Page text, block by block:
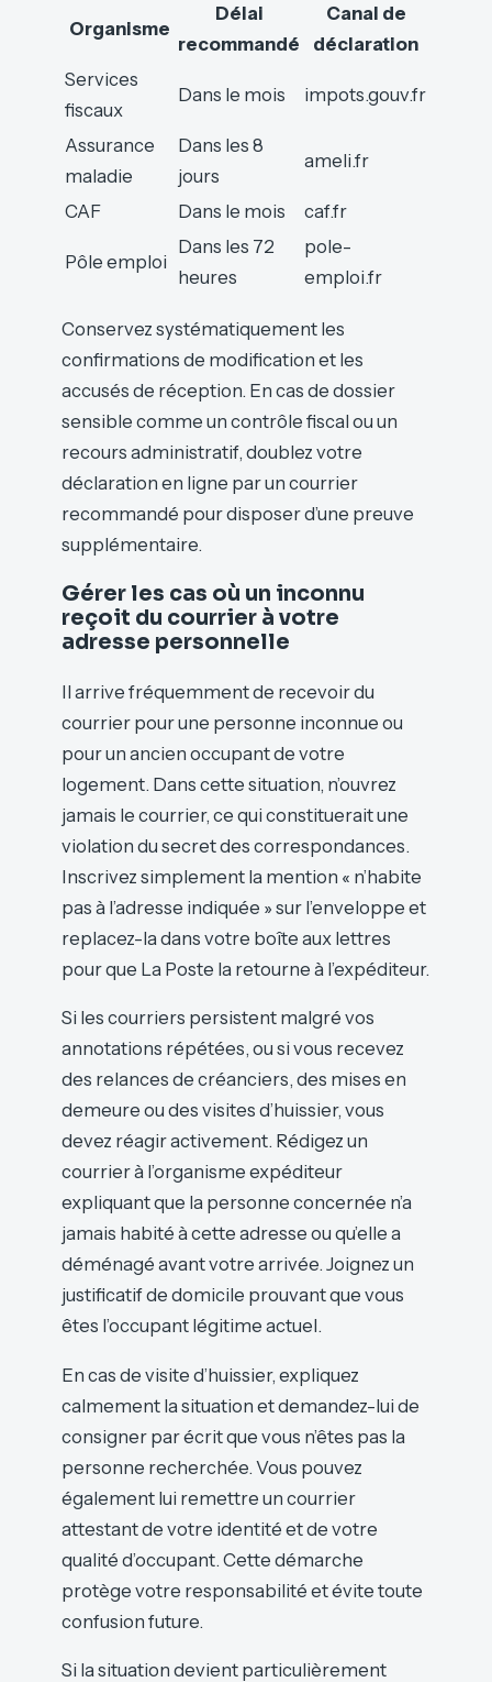
Organisme
Délai
recommandé
Canal de
déclaration
Services
fiscaux
Dans le mois impots.gouv.fr
Assurance
maladie
Dans les 8
jours
ameli.fr
CAF Dans le mois caf.fr
Pôle emploi
Dans les 72
heures
pole-
emploi.fr
Conservez systématiquement les
confirmations de modification et les
accusés de réception. En cas de dossier
sensible comme un contrôle fiscal ou un
recours administratif, doublez votre
déclaration en ligne par un courrier
recommandé pour disposer d’une preuve
supplémentaire.
Gérer les cas où un inconnu
reçoit du courrier à votre
adresse personnelle
Il arrive fréquemment de recevoir du
courrier pour une personne inconnue ou
pour un ancien occupant de votre
logement. Dans cette situation, n’ouvrez
jamais le courrier, ce qui constituerait une
violation du secret des correspondances.
Inscrivez simplement la mention « n’habite
pas à l’adresse indiquée » sur l’enveloppe et
replacez-la dans votre boîte aux lettres
pour que La Poste la retourne à l’expéditeur.
Si les courriers persistent malgré vos
annotations répétées, ou si vous recevez
des relances de créanciers, des mises en
demeure ou des visites d’huissier, vous
devez réagir activement. Rédigez un
courrier à l’organisme expéditeur
expliquant que la personne concernée n’a
jamais habité à cette adresse ou qu’elle a
déménagé avant votre arrivée. Joignez un
justificatif de domicile prouvant que vous
êtes l’occupant légitime actuel.
En cas de visite d’huissier, expliquez
calmement la situation et demandez-lui de
consigner par écrit que vous n’êtes pas la
personne recherchée. Vous pouvez
également lui remettre un courrier
attestant de votre identité et de votre
qualité d’occupant. Cette démarche
protège votre responsabilité et évite toute
confusion future.
Si la situation devient particulièrement